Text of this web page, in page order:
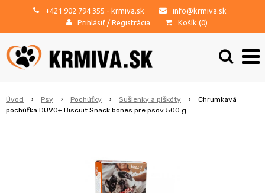
+421 902 794 355 - krmiva.sk
info@krmiva.sk
Prihlásiť / Registrácia Košík (0)
Úvod Psy Pochúťky Sušienky a piškóty
Chrumkavá
pochúťka DUVO+ Biscuit Snack bones pre psov 500 g